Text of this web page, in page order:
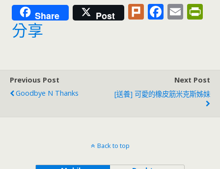
Share Post Pl F
o
E
e
n
dl
分享
Previous Post
Goodbye N Thanks
Next Post
[送養] 可愛的橡皮筋米克斯姊妹
Back to top